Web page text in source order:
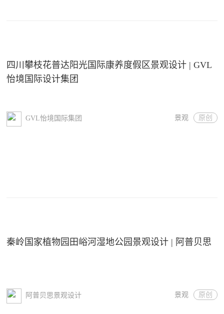
四川攀枝花普达阳光国际康养度假区景观设计 | GVL
怡境国际设计集团
GVL怡境国际集团 景观 原创
秦岭国家植物园田峪河湿地公园景观设计 | 阿普贝思
阿普贝思景观设计 景观 原创